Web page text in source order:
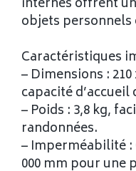
objets personnels
Caractéristiques
– Dimensions : 210
capacité d’accueil
– Poids : 3,8 kg,
randonnées.
– Imperméabilité
000 mm pour une